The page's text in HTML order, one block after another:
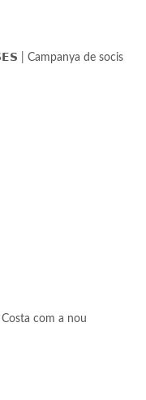
Campanya de socis
com a nou